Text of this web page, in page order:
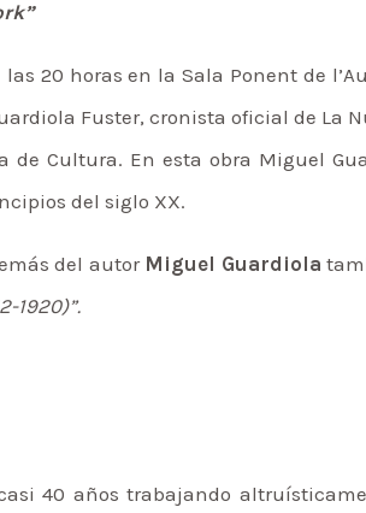
20 horas en la Sala Ponent de
Fuster, cronista oficial de La
de Cultura. En esta obra Miguel
del siglo XX.
del autor Miguel Guardiola
1920)”.
40 años trabajando